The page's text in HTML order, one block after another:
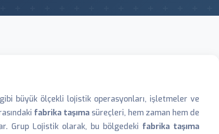
gibi büyük ölçekli lojistik operasyonları, işletmeler ve
fabrika taşımasüreçleri, hem zaman hem de
Grup Lojistik olarak, bu bölgedeki fabrika taşıma